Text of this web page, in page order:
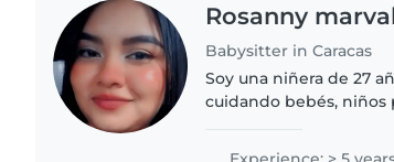
Rosanny
Babysitter in Caracas
Soy una niñera de 27
cuidando bebés, niños